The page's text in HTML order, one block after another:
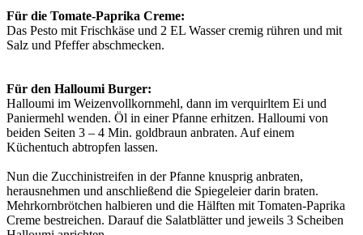
Für die Tomate-Paprika Creme:
Das Pesto mit Frischkäse und 2 EL Wasser cremig rühren und mit
Salz und Pfeffer abschmecken.
Für den Halloumi Burger:
Halloumi im Weizenvollkornmehl, dann im verquirltem Ei und
Paniermehl wenden. Öl in einer Pfanne erhitzen. Halloumi von
beiden Seiten 3 – 4 Min. goldbraun anbraten. Auf einem
Küchentuch abtropfen lassen.
Nun die Zucchinistreifen in der Pfanne knusprig anbraten,
herausnehmen und anschließend die Spiegeleier darin braten.
Mehrkornbrötchen halbieren und die Hälften mit Tomaten-Paprika
Creme bestreichen. Darauf die Salatblätter und jeweils 3 Scheiben